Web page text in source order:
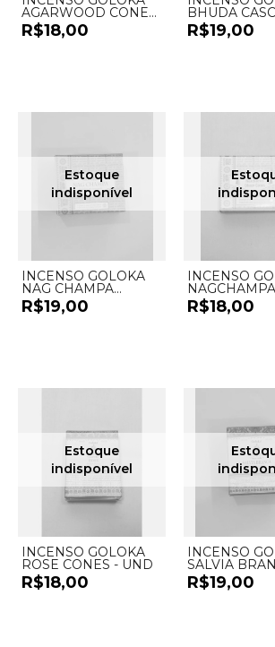
AGARWOOD CONES
- UND
R$18,00
BHUDA
UND
R$19,00
INCENSO GOLOKA
NAG CHAMPA
CASCATA - UND
R$19,00
INCENSO
- UND
R$18,00
INCENSO GOLOKA
ROSE CONES - UND
R$18,00
INCENSO
SALVIA
CASCATA -
R$19,00